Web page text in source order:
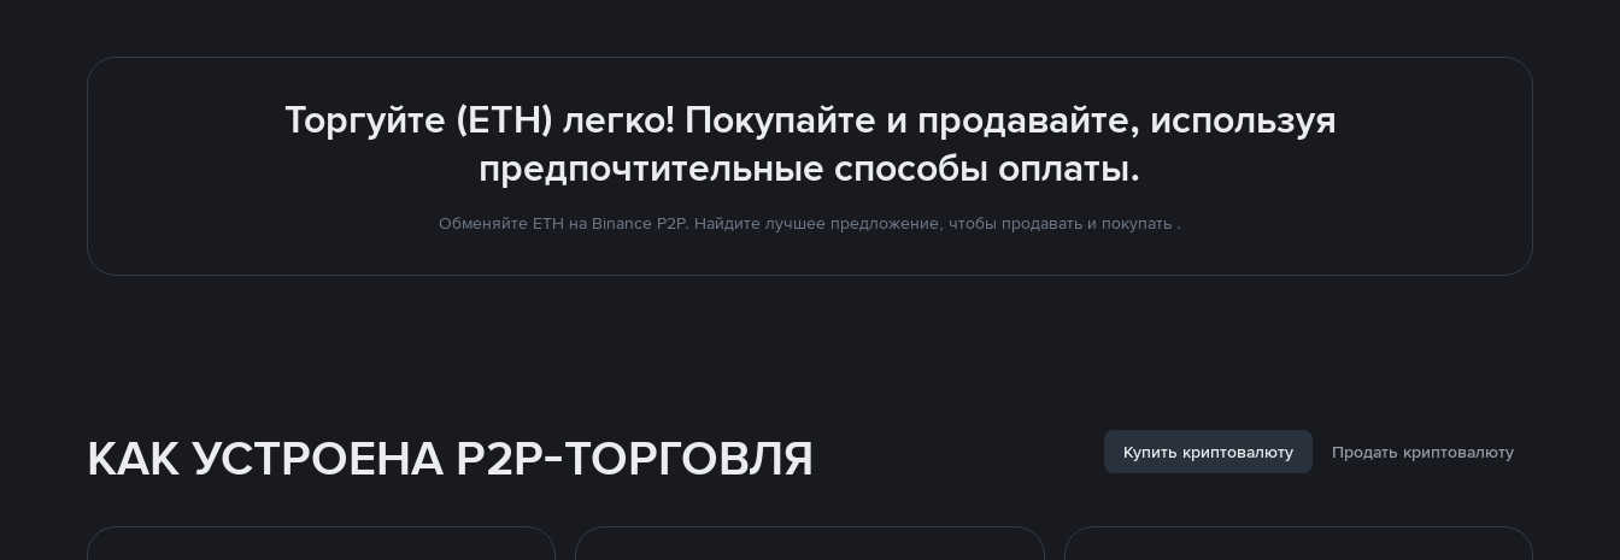
Торгуйте (ETH) легко! Покупайте и продавайте, используя
предпочтительные способы оплаты.
Обменяйте ETH на Binance P2P. Найдите лучшее предложение, чтобы продавать и покупать .
КАК УСТРОЕНА P2P-ТОРГОВЛЯ Купить криптовалюту Продать криптовалюту